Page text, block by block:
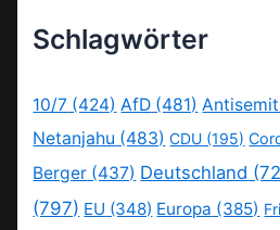
Schlagwörter
10/7 (424) AfD (481)
Netanjahu (483) CDU (195)
Berger (437) Deutschland
(797) EU (348) Europa (385)